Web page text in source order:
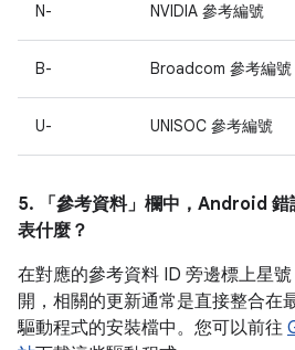
N- NVIDIA 參考編號
B- Broadcom 參考編號
U- UNISOC 參考編號
5. 「參考資料」 欄中，Android 錯
表什麼？
在對應的參考資料 ID 旁邊標上星
開，相關的更新通常是直接整合在
驅動程式的安裝檔中。您可以前往